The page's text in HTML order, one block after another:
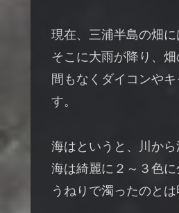
現在、三浦半島の畑に
そこに大雨が降り、畑
間もなくダイコンや
す。
海はというと、川か
海は綺麗に２～３色
うねりで濁ったのと